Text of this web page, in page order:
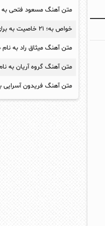
متن آهنگ مسعود فتحی به
خواص به؛ ۲۱ خاصیت به برای سرماخوردگی، دیابت و جنین
متن آهنگ میثاق راد به
متن آهنگ گروه آریان به
متن آهنگ فریدون آسرایی